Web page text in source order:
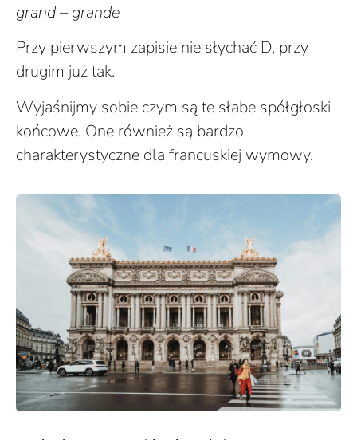
grand – grande
Przy pierwszym zapisie nie słychać D, przy
drugim już tak.
Wyjaśnijmy sobie czym są te słabe spółgłoski
końcowe. One również są bardzo
charakterystyczne dla francuskiej wymowy.